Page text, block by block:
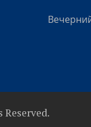
Reserved.